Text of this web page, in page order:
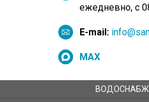
ежедневно, с
E-mail:
MAX